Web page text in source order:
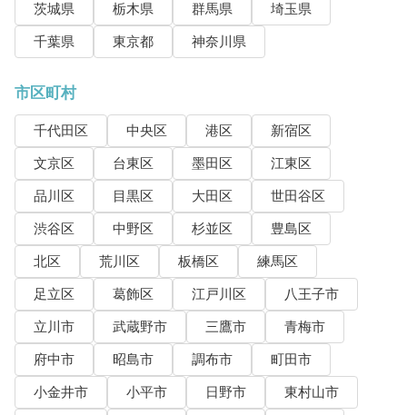
茨城県 栃木県 群馬県
埼玉県
千葉県
東京都 神奈川県
市区町村
千代田区 中央区 港区
新宿区
文京区
台東区 墨田区
江東区
品川区
目黒区 大田区
世田谷区
渋谷区
中野区 杉並区
豊島区
北区
荒川区 板橋区
練馬区
足立区
葛飾区 江戸川区
八王子市
立川市
武蔵野市 三鷹市
青梅市
府中市
昭島市 調布市
町田市
小金井市
小平市 日野市
東村山市